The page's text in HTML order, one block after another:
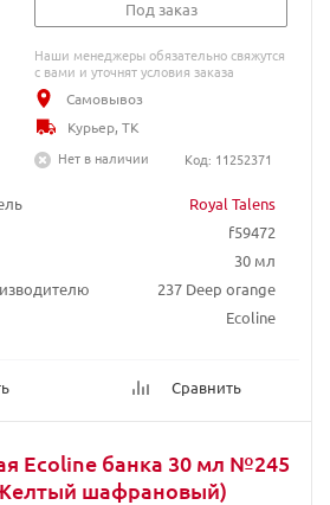
Royal Talens
f59472
30 мл
237 Deep orange
Ecoline
Сравнить
Под заказ
Наши менеджеры обязательно свяжутся
с вами и уточнят условия заказа
Самовывоз
Курьер, ТК
Нет в наличии
Код: 11252371
Ecoline банка 30 мл №245
шафрановый)